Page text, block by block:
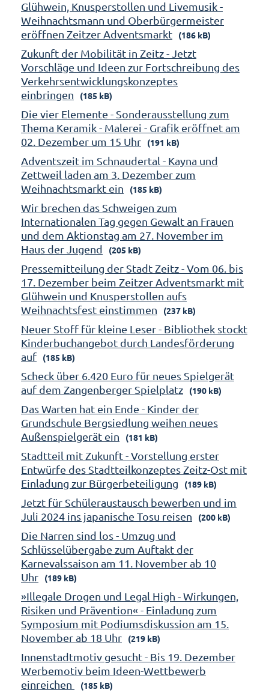
Glühwein, Knusperstollen und Livemusik -
Weihnachtsmann und Oberbürgermeister
eröffnen Zeitzer Adventsmarkt
(186 kB)
Zukunft der Mobilität in Zeitz - Jetzt
Vorschläge und Ideen zur Fortschreibung des
Verkehrsentwicklungskonzeptes
einbringen
(185 kB)
Die vier Elemente - Sonderausstellung zum
Thema Keramik - Malerei - Grafik eröffnet am
02. Dezember um 15 Uhr
(191 kB)
Adventszeit im Schnaudertal - Kayna und
Zettweil laden am 3. Dezember zum
Weihnachtsmarkt ein
(185 kB)
Wir brechen das Schweigen zum
Internationalen Tag gegen Gewalt an Frauen
und dem Aktionstag am 27. November im
Haus der Jugend
(205 kB)
Pressemitteilung der Stadt Zeitz - Vom 06. bis
17. Dezember beim Zeitzer Adventsmarkt mit
Glühwein und Knusperstollen aufs
Weihnachtsfest einstimmen
(237 kB)
Neuer Stoff für kleine Leser - Bibliothek stockt
Kinderbuchangebot durch Landesförderung
auf
(185 kB)
Scheck über 6.420 Euro für neues Spielgerät
auf dem Zangenberger Spielplatz
(190 kB)
Das Warten hat ein Ende - Kinder der
Grundschule Bergsiedlung weihen neues
Außenspielgerät ein
(181 kB)
Stadtteil mit Zukunft - Vorstellung erster
Entwürfe des Stadtteilkonzeptes Zeitz-Ost mit
Einladung zur Bürgerbeteiligung
(189 kB)
Jetzt für Schüleraustausch bewerben und im
Juli 2024 ins japanische Tosu reisen
(200 kB)
Die Narren sind los - Umzug und
Schlüsselübergabe zum Auftakt der
Karnevalssaison am 11. November ab 10
Uhr
(189 kB)
»Illegale Drogen und Legal High - Wirkungen,
Risiken und Prävention« - Einladung zum
Symposium mit Podiumsdiskussion am 15.
November ab 18 Uhr
(219 kB)
Innenstadtmotiv gesucht - Bis 19. Dezember
Werbemotiv beim Ideen-Wettbewerb
einreichen
(185 kB)